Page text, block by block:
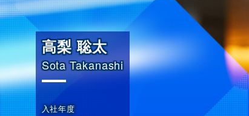
高梨 聡太
Sota Takanashi
入社年度